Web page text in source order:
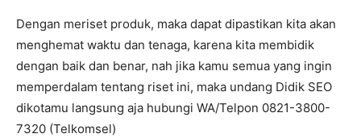
Dengan meriset produk, maka dapat dipastikan kita akan
menghemat waktu dan tenaga, karena kita membidik
dengan baik dan benar, nah jika kamu semua yang ingin
memperdalam tentang riset ini, maka undang Didik SEO
dikotamu langsung aja hubungi WA/Telpon 0821-3800-
7320 (Telkomsel)